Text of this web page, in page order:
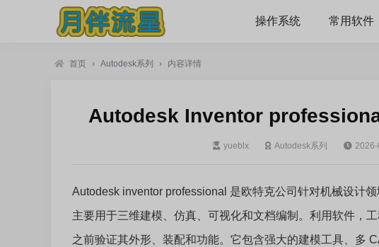
操作系统 常用软件
首页 › Autodesk系列 › 内容详情
Autodesk Inventor
yueblx Autodesk系列
Autodesk inventor professional 是欧特克公司针对机械设计
主要用于三维建模、仿真、可视化和文档编制。利用软件，
之前验证其外形、装配和功能。它包含强大的建模工具、多